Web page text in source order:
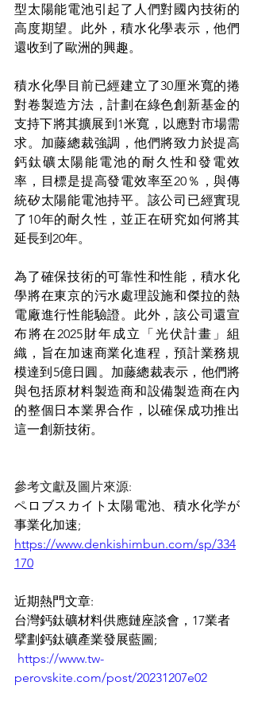
型太陽能電池引起了人們對國內技術的
高度期望。此外，積水化學表示，他們
還收到了歐洲的興趣。
積水化學目前已經建立了30厘米寬的捲
對卷製造方法，計劃在綠色創新基金的
支持下將其擴展到1米寬，以應對市場需
求。加藤總裁強調，他們將致力於提高
鈣鈦礦太陽能電池的耐久性和發電效
率，目標是提高發電效率至20％，與傳
統矽太陽能電池持平。該公司已經實現
了10年的耐久性，並正在研究如何將其
延長到20年。
為了確保技術的可靠性和性能，積水化
學將在東京的污水處理設施和傑拉的熱
電廠進行性能驗證。此外，該公司還宣
布將在2025財年成立「光伏計畫」組
織，旨在加速商業化進程，預計業務規
模達到5億日圓。加藤總裁表示，他們將
與包括原材料製造商和設備製造商在內
的整個日本業界合作，以確保成功推出
這一創新技術。
參考文獻及圖片來源:
ペロブスカイト太陽電池、積水化学が
事業化加速;
https://www.denkishimbun.com/sp/334
170
近期熱門文章:
台灣鈣鈦礦材料供應鏈座談會，17業者
擘劃鈣鈦礦產業發展藍圖;
https://www.tw-
perovskite.com/post/20231207e02